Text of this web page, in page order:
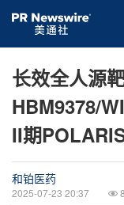
长效全人源
HBM9378/
II期
和铂医药
2025-07-23 20:37